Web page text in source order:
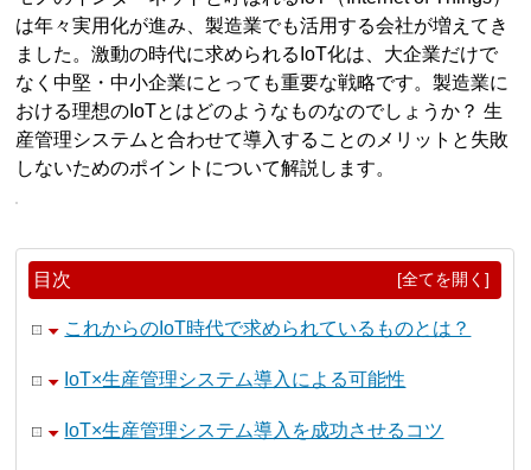
は年々実用化が進み、製造業でも活用する会社が増えてき
ました。激動の時代に求められるIoT化は、大企業だけで
なく中堅・中小企業にとっても重要な戦略です。製造業に
おける理想のIoTとはどのようなものなのでしょうか？ 生
産管理システムと合わせて導入することのメリットと失敗
しないためのポイントについて解説します。
目次 [全てを開く]
これからのIoT時代で求められているものとは？
IoT×生産管理システム導入による可能性
IoT×生産管理システム導入を成功させるコツ